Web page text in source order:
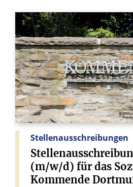
©
Stellenausschreibungen
(m/w/d) für das
Kommende